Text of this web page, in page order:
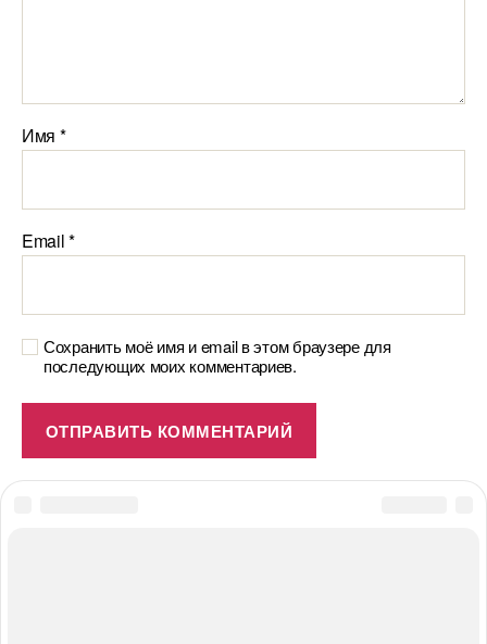
Имя *
Email*
Сохранить моё имя и email в этом браузере для
последующих моих комментариев.